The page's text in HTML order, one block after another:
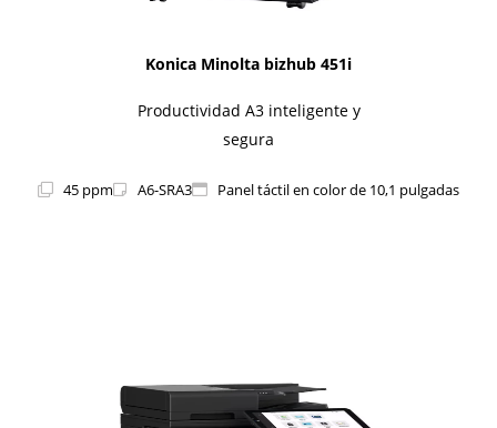
Konica Minolta bizhub 451i
Productividad A3 inteligente y
segura
45 ppm A6-SRA3 Panel táctil en color de 10,1 pulgadas